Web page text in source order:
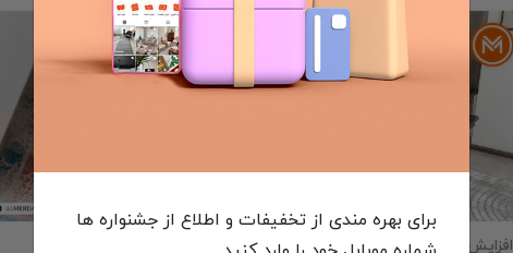
افزایش عمر فرش و روش های آن
تفاوت فرش وینتیج و مراکشی
برای بهره مندی از تخفیفات و اطلاع از جشنواره ها